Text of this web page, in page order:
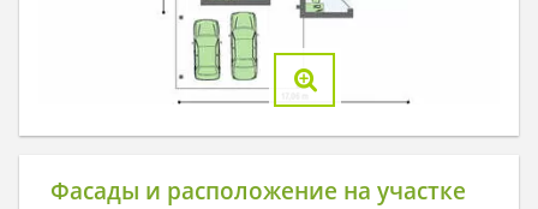
Фасады и расположение на участке